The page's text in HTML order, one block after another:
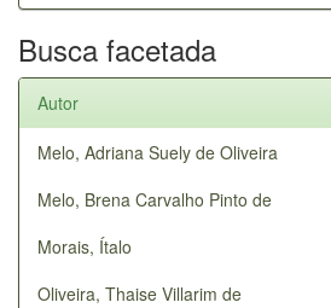
Busca facetada
Autor
Melo, Adriana Suely de Oliveira
Melo, Brena Carvalho Pinto de
Morais, Ítalo
Oliveira, Thaise Villarim de